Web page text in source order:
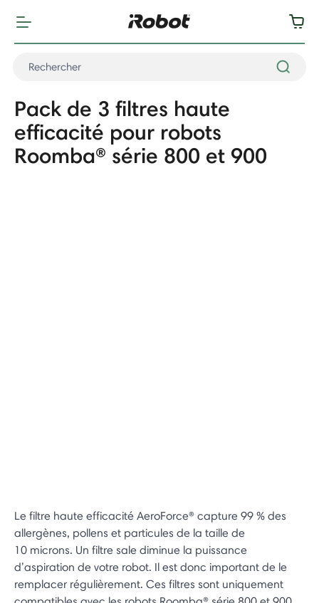
Pack de 3 filtres haute
efficacité pour robots
Roomba® série 800 et 900
Le filtre haute efficacité AeroForce® capture 99 % des
allergènes, pollens et particules de la taille de
10 microns. Un filtre sale diminue la puissance
d’aspiration de votre robot. Il est donc important de le
remplacer régulièrement. Ces filtres sont uniquement